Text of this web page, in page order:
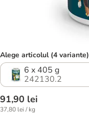
Alege articolul (4 variante)
6 x 405 g
242130.2
91,90 lei
37,80 lei / kg